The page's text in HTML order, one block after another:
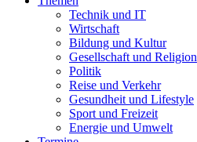
Technik und IT
Wirtschaft
Bildung und Kultur
Gesellschaft und Religion
Politik
Reise und Verkehr
Gesundheit und Lifestyle
Sport und Freizeit
Energie und Umwelt